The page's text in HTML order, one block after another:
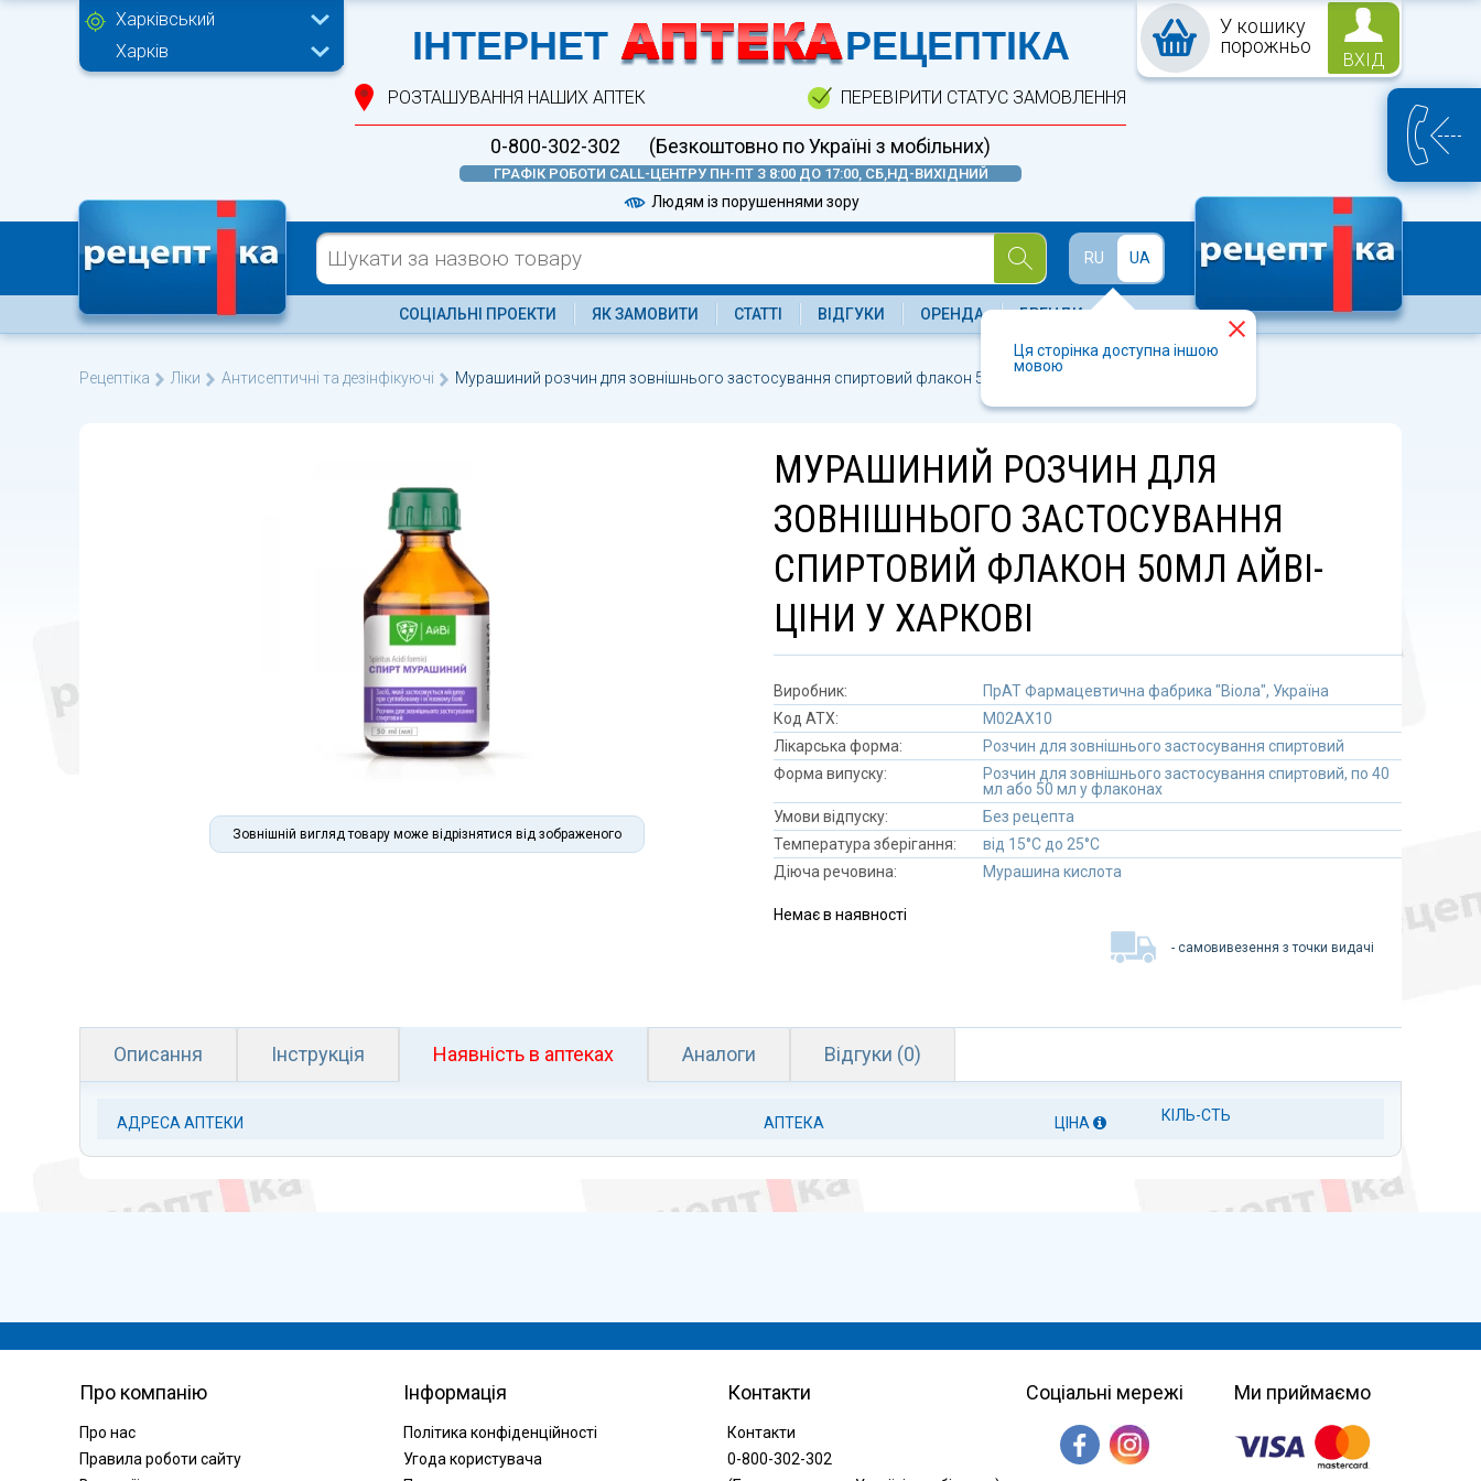
Харківський
Харків
У кошику
порожньо
ВХІД
ІНТЕРНЕТ АПТЕКА
РЕЦЕПТІКА
РОЗТАШУВАННЯ НАШИХ АПТЕК ПЕРЕВІРИТИ СТАТУС ЗАМОВЛЕННЯ
0-800-302-302 (Безкоштовно по Україні з мобільних)
ГРАФІК РОБОТИ CALL-ЦЕНТРУ ПН-ПТ З 8:00 ДО 17:00, СБ,НД-ВИХІДНИЙ
Людям із порушеннями зору
RU UA
Ця сторінка доступна іншою
мовою
СОЦІАЛЬНІ ПРОЕКТИ ЯК ЗАМОВИТИ СТАТТІ ВІДГУКИ ОРЕНДА БРЕНДИ
Рецептіка Ліки Антисептичні та дезінфікуючі Мурашиний розчин для зовнішнього застосування спиртовий флакон 50мл АйВі
Зовнішній вигляд товару може відрізнятися від зображеного
МУРАШИНИЙ РОЗЧИН ДЛЯ
ЗОВНІШНЬОГО ЗАСТОСУВАННЯ
СПИРТОВИЙ ФЛАКОН 50МЛ АЙВІ-
ЦІНИ У ХАРКОВІ
Виробник:
ПрАТ Фармацевтична фабрика "Віола", Україна
Код АТХ:
M02AX10
Лікарська форма:
Розчин для зовнішнього застосування спиртовий
Форма випуску:
Розчин для зовнішнього застосування спиртовий, по 40
мл або 50 мл у флаконах
Умови відпуску:
Без рецепта
Температура зберігання:
від 15°C до 25°C
Діюча речовина:
Мурашина кислота
Немає в наявності
- самовивезення з точки видачі
Описання Інструкція Наявність в аптеках Аналоги Відгуки (0)
АДРЕСА АПТЕКИ АПТЕКА ЦІНА КІЛЬ-СТЬ
Про компанію
Про нас
Правила роботи сайту
Інформація
Політика конфіденційності
Угода користувача
Контакти
Контакти
0-800-302-302
Соціальні мережі Ми приймаємо